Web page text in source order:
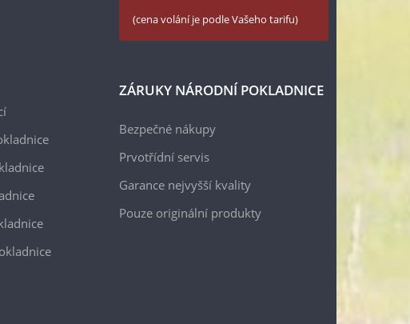
(cena volání je podle Vašeho tarifu)
ZÁRUKY NÁRODNÍ POKLADNICE
Bezpečné nákupy
Prvotřídní servis
Garance nejvyšší kvality
Pouze originální produkty